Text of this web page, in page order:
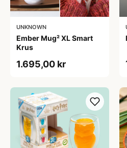
UNKNOWN
Ember Mug² XL Smart
Krus
1.695,00 kr